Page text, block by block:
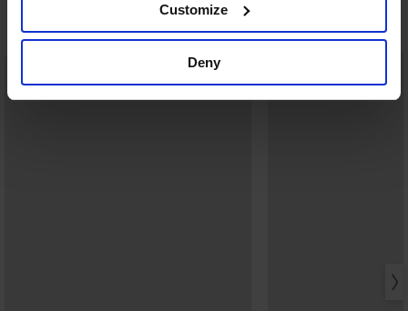
Customize
Deny
Objevte podobné kousky